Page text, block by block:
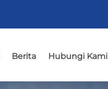
Berita Hubungi Kami